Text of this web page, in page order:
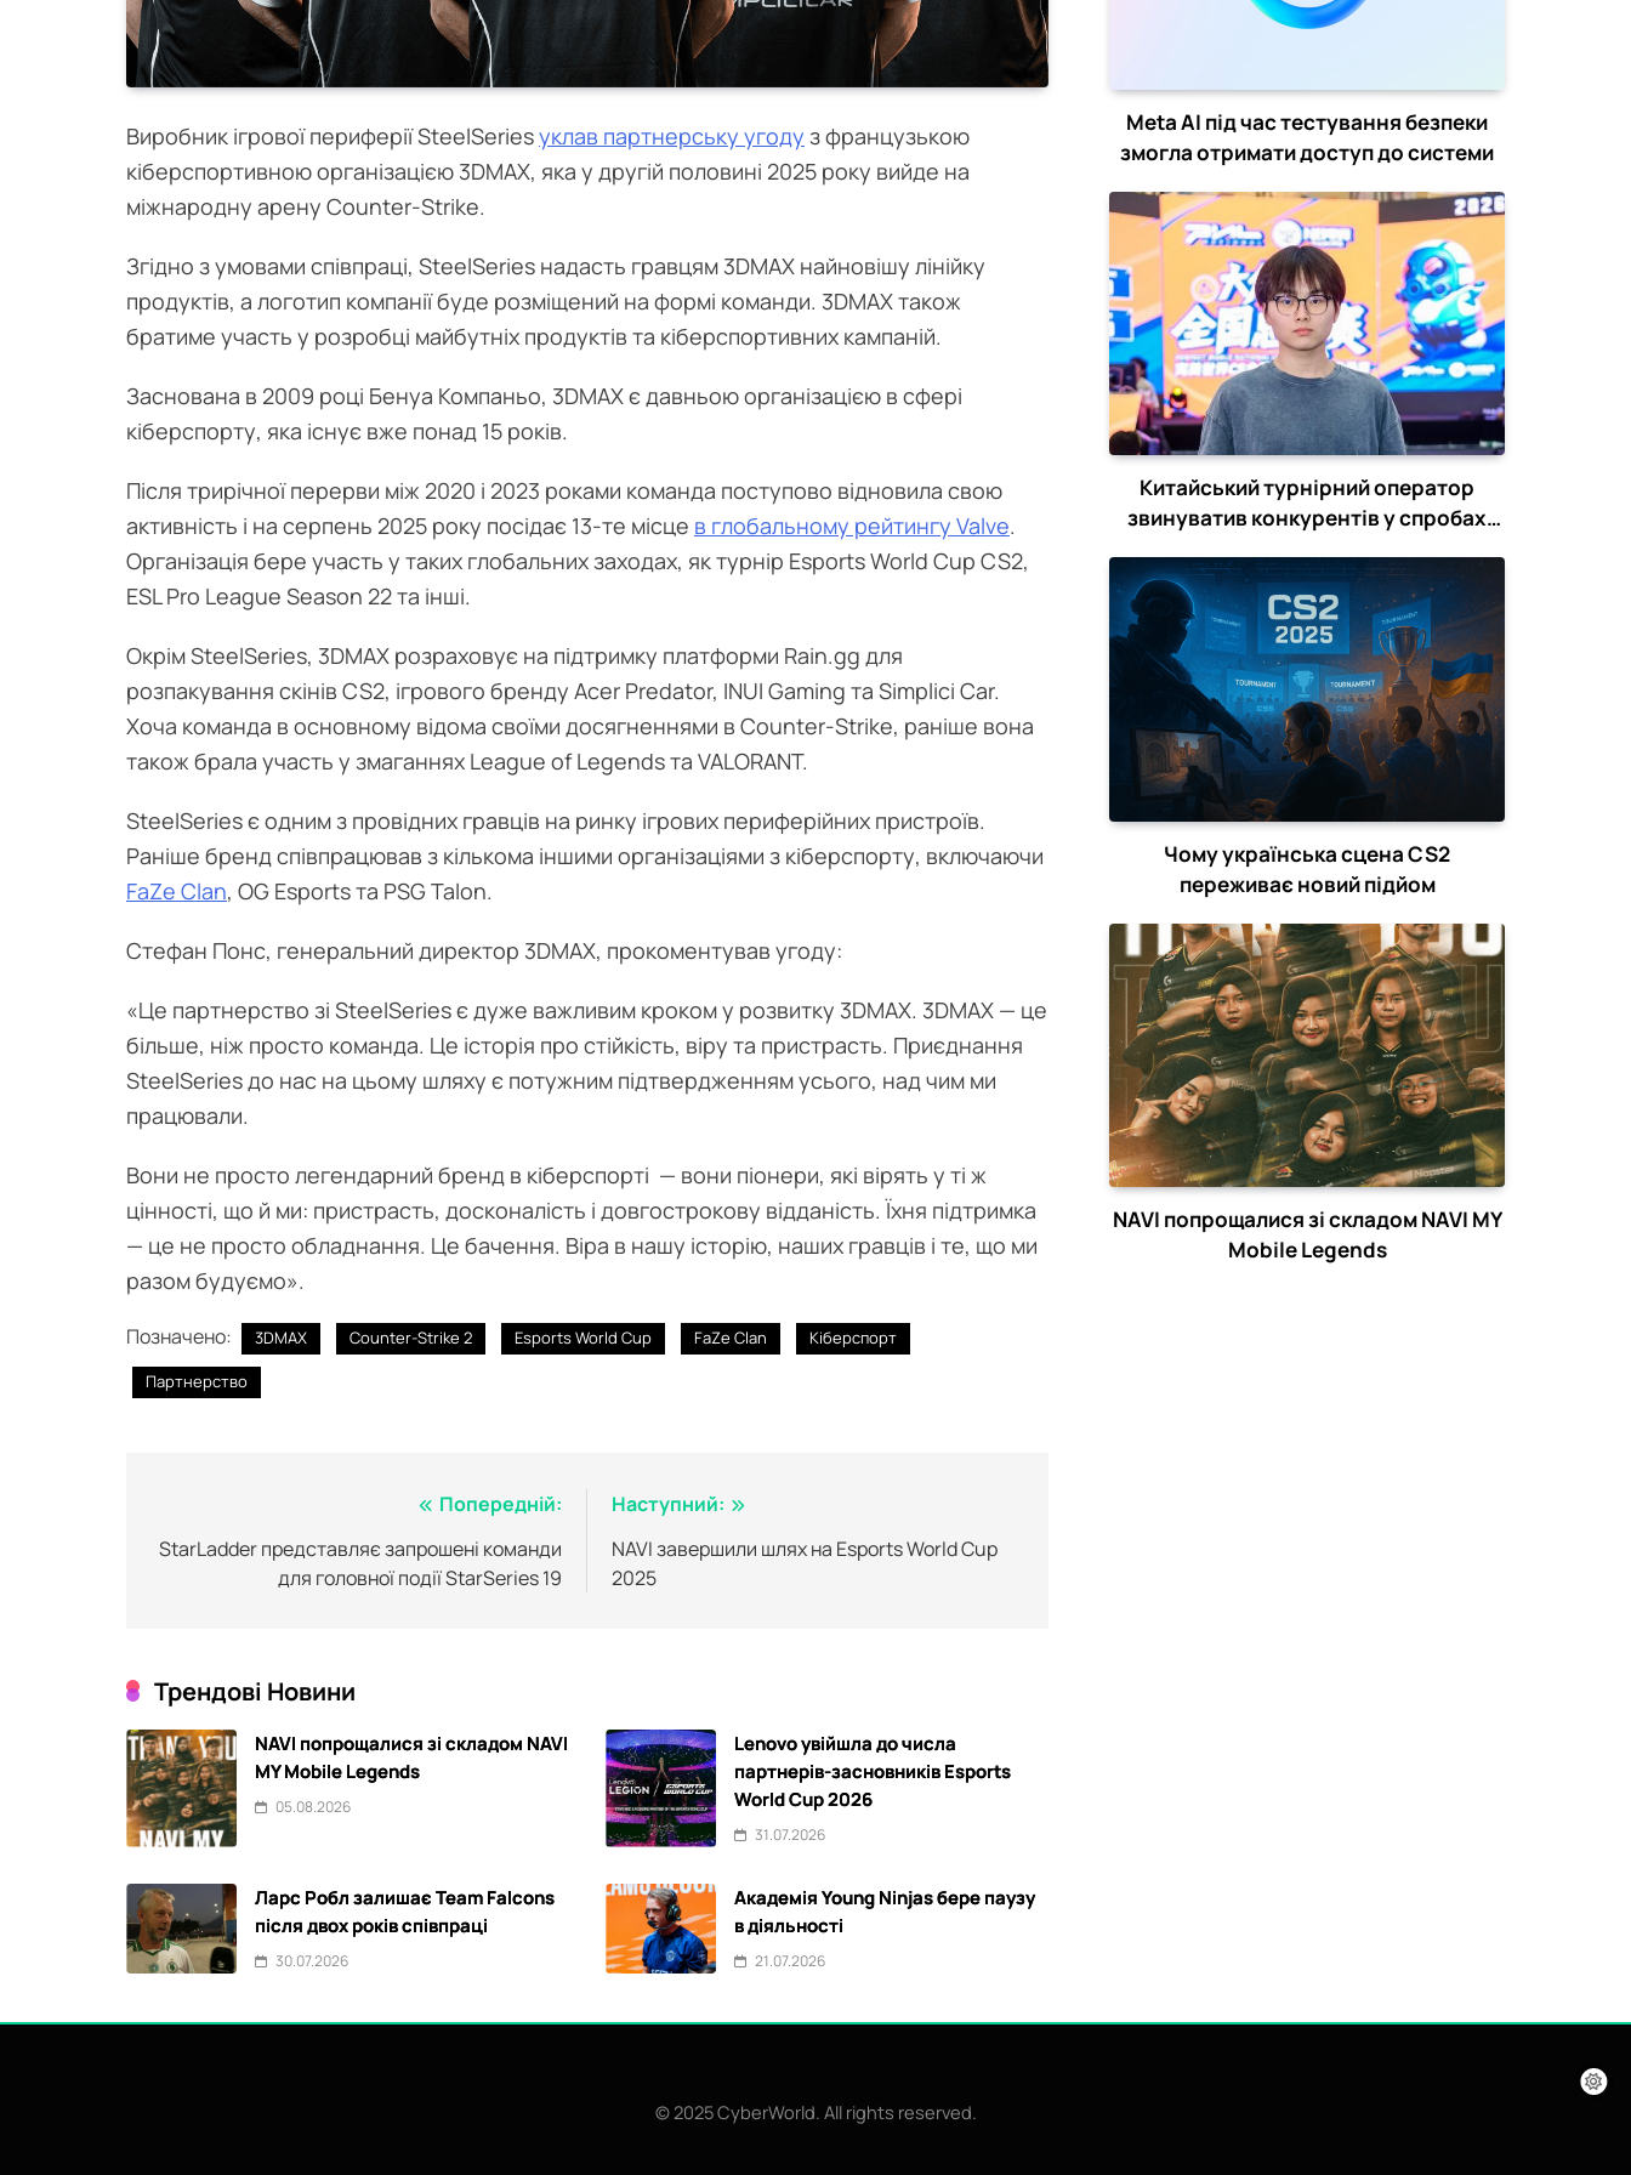
Виробник ігрової периферії SteelSeriesуклав партнерську угоду з французькою
кіберспортивною організацією 3DMAX, яка у другій половині 2025 року вийде на
міжнародну арену Counter-Strike.
Згідно з умовами співпраці, SteelSeries надасть гравцям 3DMAX найновішу лінійку
продуктів, а логотип компанії буде розміщений на формі команди. 3DMAX також
братиме участь у розробці майбутніх продуктів та кіберспортивних кампаній.
Заснована в 2009 році Бенуа Компаньо, 3DMAX є давньою організацією в сфері
кіберспорту, яка існує вже понад 15 років.
Після трирічної перерви між 2020 і 2023 роками команда поступово відновила свою
активність і на серпень 2025 року посідає 13-те місце в глобальному рейтингу Valve.
Організація бере участь у таких глобальних заходах, як турнір Esports World Cup CS2,
ESL Pro League Season 22 та інші.
Окрім SteelSeries, 3DMAX розраховує на підтримку платформи Rain.gg для
розпакування скінів CS2, ігрового бренду Acer Predator, INUI Gaming та Simplici Car.
Хоча команда в основному відома своїми досягненнями в Counter-Strike, раніше вона
також брала участь у змаганнях League of Legends та VALORANT.
SteelSeries є одним з провідних гравців на ринку ігрових периферійних пристроїв.
Раніше бренд співпрацював з кількома іншими організаціями з кіберспорту, включаючи
FaZe Clan, OG Esports та PSG Talon.
Стефан Понс, генеральний директор 3DMAX, прокоментував угоду:
«Це партнерство зі SteelSeries є дуже важливим кроком у розвитку 3DMAX. 3DMAX — це
більше, ніж просто команда. Це історія про стійкість, віру та пристрасть. Приєднання
SteelSeries до нас на цьому шляху є потужним підтвердженням усього, над чим ми
працювали.
Вони не просто легендарний бренд в кіберспорті — вони піонери, які вірять у ті ж
цінності, що й ми: пристрасть, досконалість і довгострокову відданість. Їхня підтримка
— це не просто обладнання. Це бачення. Віра в нашу історію, наших гравців і те, що ми
разом будуємо».
Позначено: 3DMAX Counter-Strike 2 Esports World Cup FaZe Clan
Кіберспорт
Партнерство
записів
Попередній:
StarLadder представляє запрошені команди
для головної події StarSeries 19
Наступний:
NAVI завершили шлях на Esports World Cup
2025
Трендові Новини
NAVI попрощалися зі складом NAVI
MY Mobile Legends
05.08.2026
Lenovo увійшла до числа
партнерів-засновників Esports
World Cup 2026
31.07.2026
Ларс Робл залишає Team Falcons
після двох років співпраці
30.07.2026
Академія Young Ninjas бере паузу
в діяльності
21.07.2026
Meta AI під час тестування безпеки
змогла отримати доступ до системи
Китайський турнірний оператор
звинуватив конкурентів у спробах
Чому українська сцена CS2
переживає новий підйом
NAVI попрощалися зі складом NAVI MY
Mobile Legends
© 2025 CyberWorld. All rights reserved.